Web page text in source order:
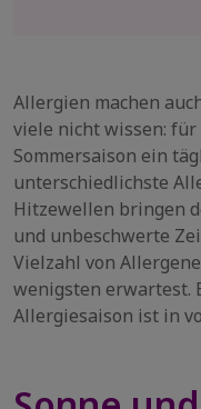
Allergien machen
viele nicht wissen:
Sommersaison ein
unterschiedlichste
Hitzewellen bringen
und unbeschwerte
Vielzahl von
wenigsten erwartest.
Allergiesaison ist in